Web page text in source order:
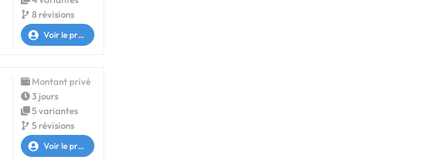
8 révisions
Voir le profil
Montant privé
3 jours
5 variantes
5 révisions
Voir le profil